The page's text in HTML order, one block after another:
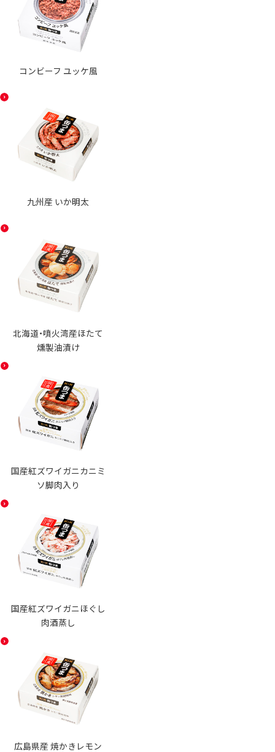
コンビーフ ユッケ風
九州産 いか明太
北海道・噴火湾産ほたて
燻製油漬け
国産紅ズワイガニカニミ
ソ脚肉入り
国産紅ズワイガニほぐし
肉酒蒸し
広島県産 焼かきレモン